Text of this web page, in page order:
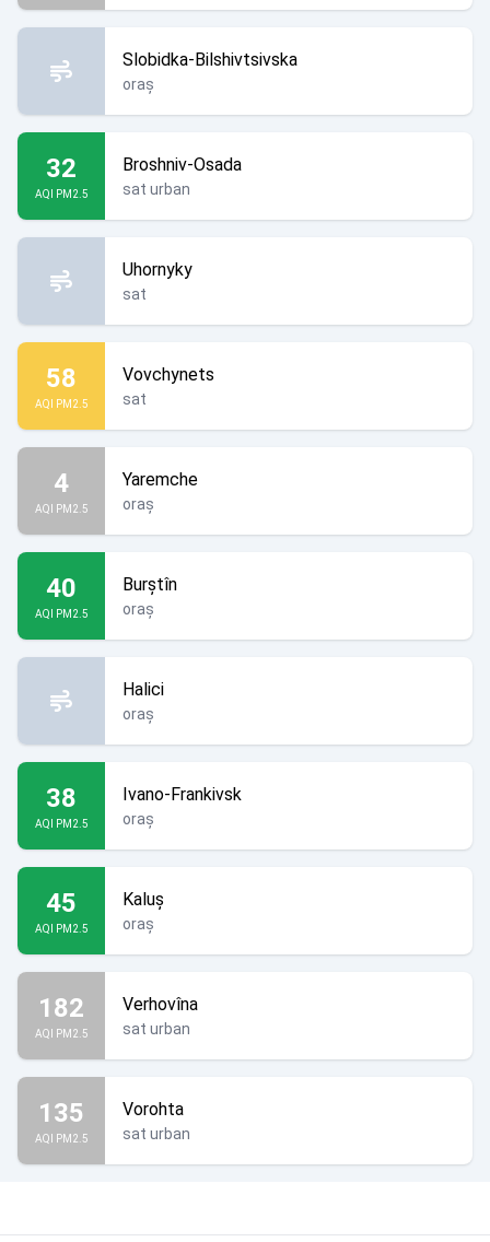
Slobidka-Bilshivtsivska
oraș
32
AQI PM2.5
Broshniv-Osada
sat urban
Uhornyky
sat
58
AQI PM2.5
Vovchynets
sat
4
AQI PM2.5
Yaremche
oraș
40
AQI PM2.5
Burștîn
oraș
Halici
oraș
38
AQI PM2.5
Ivano-Frankivsk
oraș
45
AQI PM2.5
Kaluș
oraș
182
AQI PM2.5
Verhovîna
sat urban
135
AQI PM2.5
Vorohta
sat urban